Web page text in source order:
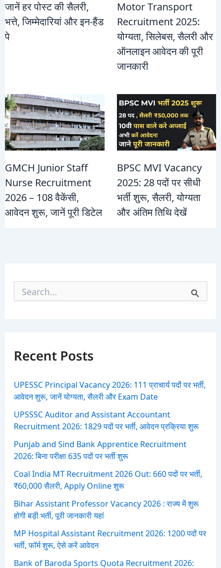
जानें हर पोस्ट की सैलरी,
भत्ते, जिम्मेदारियां और इन-हैंड
पे
Motor Transport
Recruitment 2025:
योग्यता, सिलेबस, सैलरी और
ऑनलाइन आवेदन की पूरी
जानकारी
GMCH Junior Staff
Nurse Recruitment
2026 – 108 वैकेंसी,
आवेदन शुरू, जानें पूरी डिटेल
BPSC MVI Vacancy
2025: 28 पदों पर सीधी
भर्ती शुरू, सैलरी, योग्यता
और अंतिम तिथि देखें
e
f
o
:
Recent Posts
UPESSC Principal Vacancy 2026: 111 प्राचार्य पदों पर भर्ती,
आवेदन शुरू, जानें योग्यता, सैलरी और Exam Date
UPSSSC Auditor and Assistant Accountant
Recruitment 2026: 1829 पदों पर भर्ती, आवेदन प्रक्रिया शुरू
Punjab and Sind Bank Apprentice Recruitment
2026: बिना परीक्षा 635 पदों पर भर्ती शुरू
Coal India MT Recruitment 2026 Out: 660 पदों पर भर्ती,
₹60,000 सैलरी, Apply Online शुरू
Bihar Assistant Professor Vacancy 2026 : राज्य में शुरू
होगी बड़ी भर्ती, पूरी जानकारी यहां
MP Hospital Assistant Recruitment 2026: 1200 पदों पर
भर्ती, फॉर्म शुरू, ऐसे करें आवेदन
Bank of Baroda Sports Quota Recruitment 2026: